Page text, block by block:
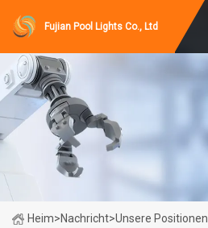
Fujian Pool Lights Co., Ltd
Heim>Nachricht>Unsere Positionen